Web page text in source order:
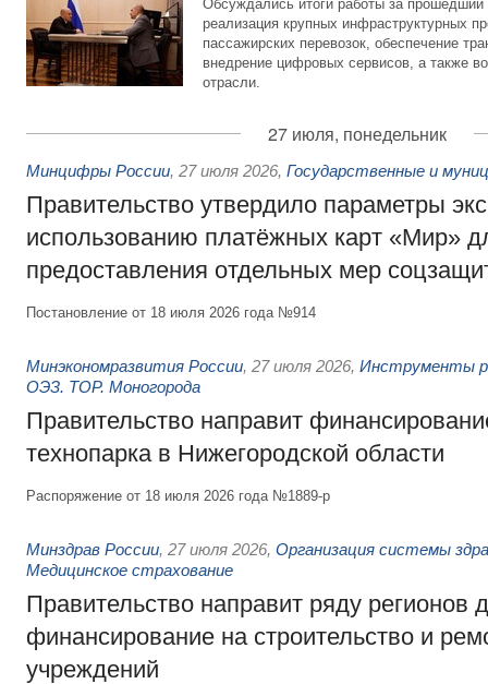
Обсуждались итоги работы за
реализация крупных инфраструктурных
пассажирских перевозок, обеспечение
внедрение цифровых сервисов, а также
отрасли.
27 июля, понедельник
Минцифры России, 27 июля 2026, Государственные и
Правительство утвердило параметры
использованию платёжных карт «Мир»
предоставления отдельных мер
Постановление от 18 июля 2026 года №914
Минэкономразвития России, 27 июля 2026, Инструменты
ОЭЗ. ТОР. Моногорода
Правительство направит
технопарка в Нижегородской области
Распоряжение от 18 июля 2026 года №1889-р
Минздрав России, 27 июля 2026, Организация системы
Медицинское страхование
Правительство направит ряду регионов
финансирование на строительство и
учреждений